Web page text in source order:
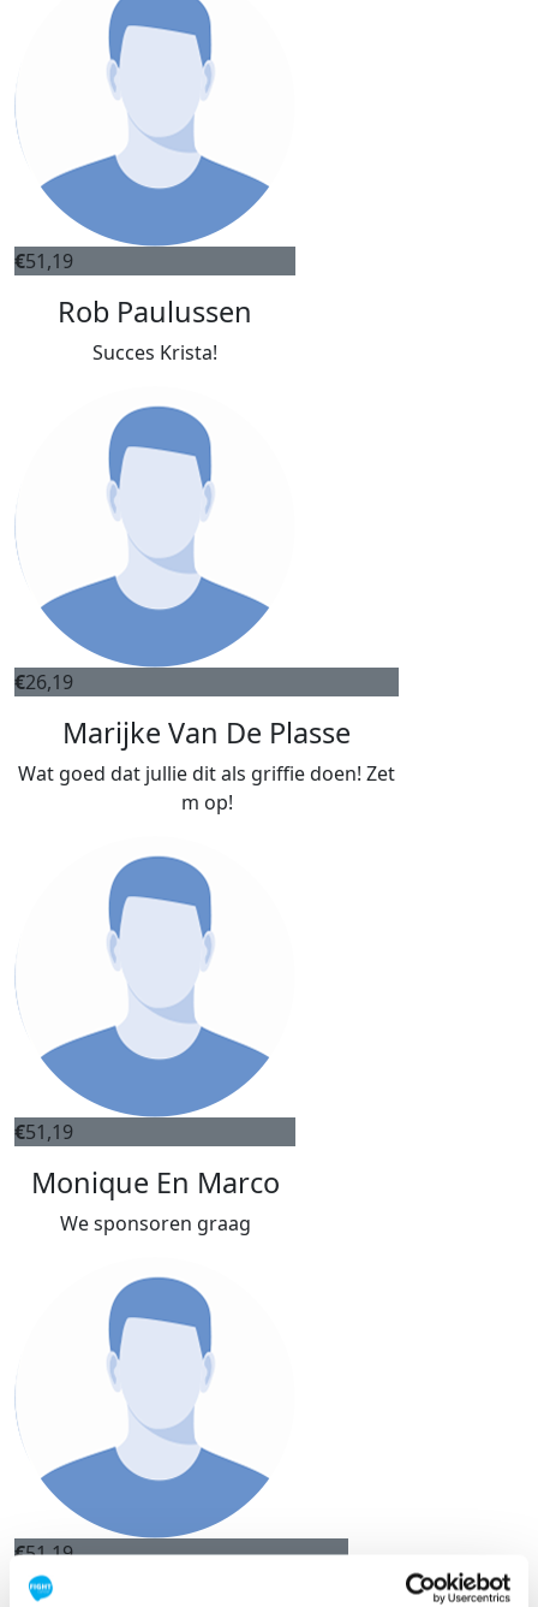
€51,19
Rob Paulussen
Succes Krista!
€26,19
Marijke Van De Plasse
Wat goed dat jullie dit als griffie doen! Zet
m op!
€51,19
Monique En Marco
We sponsoren graag
€51,19